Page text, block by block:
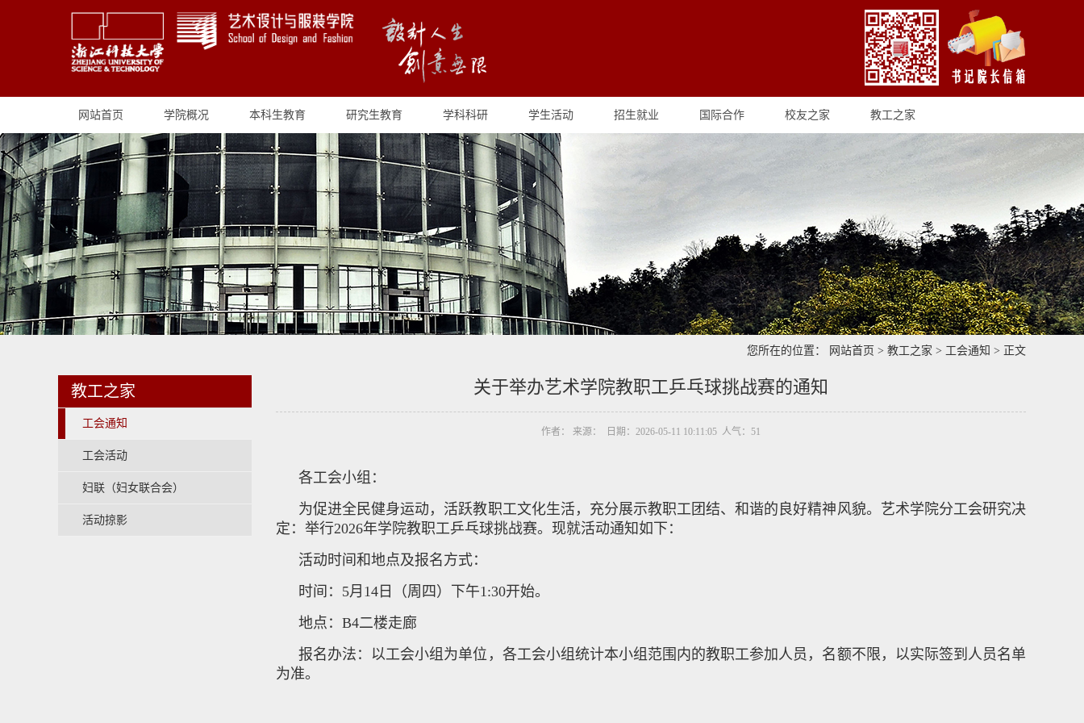
网站首页 学院概况 本科生教育 研究生教育 学科科研 学生活动 招生就业 国际合作 校友之家 教工之家
您所在的位置： 网站首页 > 教工之家 > 工会通知 > 正文
教工之家
工会通知
工会活动
妇联（妇女联合会）
活动掠影
关于举办艺术学院教职工乒乓球挑战赛的通知
作者： 来源： 日期：2026-05-11 10:11:05 人气： 51
各工会小组：
为促进全民健身运动，活跃教职工文化生活，充分展示教职工团结、和谐的良好精神风貌。艺术学院分工会研究决
定：举行2026年学院教职工乒乓球挑战赛。现就活动通知如下：
活动时间和地点及报名方式：
时间：5月14日（周四）下午1:30开始。
地点：B4二楼走廊
报名办法：以工会小组为单位，各工会小组统计本小组范围内的教职工参加人员，名额不限，以实际签到人员名单
为准。